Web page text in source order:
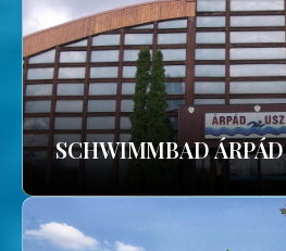
SCHWIMMBAD ÁRPÁD